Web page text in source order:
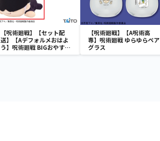
【呪術廻戦】【セット配
送】【Aデフォルメおはよ
う】呪術廻戦 BIGおやすみ
ぬいぐるみ 五条悟
【呪術廻戦】【A呪術高
専】呪術廻戦 ゆらゆらペア
グラス